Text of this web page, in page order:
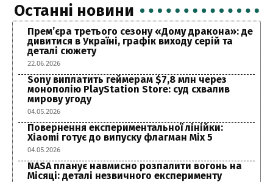
Останні новини
Прем’єра третього сезону «Дому дракона»: де
дивитися в Україні, графік виходу серій та
деталі сюжету
22.06.2026
Sony виплатить геймерам $7,8 млн через
монополію PlayStation Store: суд схвалив
мирову угоду
04.05.2026
Повернення експериментальної лінійки:
Xiaomi готує до випуску флагман Mix 5
04.05.2026
NASA планує навмисно розпалити вогонь на
Місяці: деталі незвичного експерименту